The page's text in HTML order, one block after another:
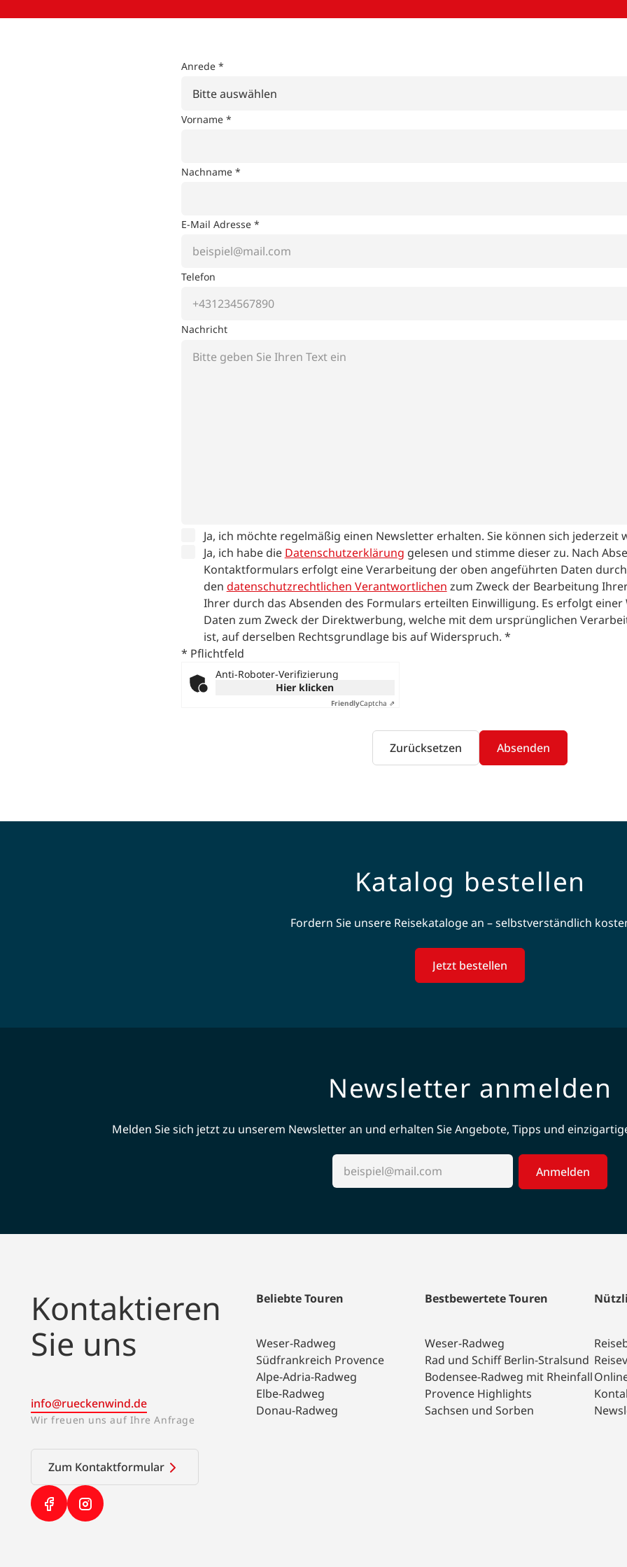
Anrede *
Bitte auswählen
Vorname *
Nachname *
E-Mail Adresse *
Telefon
Nachricht
Ja, ich möchte regelmäßig einen Newsletter erhalten. Sie können sich jederzeit
Ja, ich habe die Datenschutzerklärung gelesen und stimme dieser zu. Nach
Kontaktformulars erfolgt eine Verarbeitung der oben angeführten Daten durch
den datenschutzrechtlichen Verantwortlichen zum Zweck der Bearbeitung
Ihrer durch das Absenden des Formulars erteilten Einwilligung. Es erfolgt
Daten zum Zweck der Direktwerbung, welche mit dem ursprünglichen
ist, auf derselben Rechtsgrundlage bis auf Widerspruch. *
* Pflichtfeld
Anti-Roboter-Verifizierung
Hier klicken
FriendlyCaptcha ⇗
Zurücksetzen Absenden
Katalog bestellen
Fordern Sie unsere Reisekataloge an – selbstverständlich
Jetzt bestellen
Newsletter anmelden
Melden Sie sich jetzt zu unserem Newsletter an und erhalten Sie Angebote, Tipps und
Anmelden
Kontaktieren
Sie uns
info@rueckenwind.de
Wir freuen uns auf Ihre Anfrage
Zum Kontaktformular
(Link öffnet in neuem Tab)
(Link öffnet in neuem Tab)
Beliebte Touren
Weser-Radweg
Südfrankreich Provence
Alpe-Adria-Radweg
Elbe-Radweg
Donau-Radweg
Bestbewertete Touren
Weser-Radweg
Rad und Schiff Berlin-Stralsund
Bodensee-Radweg mit Rheinfall
Provence Highlights
Sachsen und Sorben